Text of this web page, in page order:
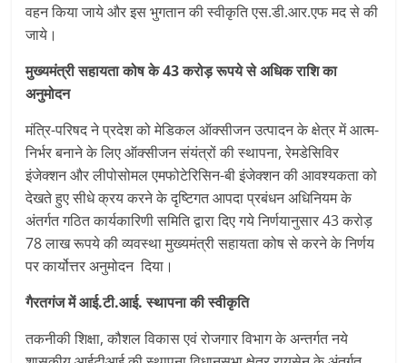
वहन किया जाये और इस भुगतान की स्वीकृति एस.डी.आर.एफ मद से की
जाये।
मुख्यमंत्री सहायता कोष के 43 करोड़ रूपये से अधिक राशि का
अनुमोदन
मंत्रि-परिषद ने प्रदेश को मेडिकल ऑक्सीजन उत्पादन के क्षेत्र में आत्म-
निर्भर बनाने के लिए ऑक्सीजन संयंत्रों की स्थापना, रेमडेसिविर
इंजेक्शन और लीपोसोमल एमफोटेरिसिन-बी इंजेक्शन की आवश्यकता को
देखते हुए सीधे क्रय करने के दृष्टिगत आपदा प्रबंधन अधिनियम के
अंतर्गत गठित कार्यकारिणी समिति द्वारा दिए गये निर्णयानुसार 43 करोड़
78 लाख रूपये की व्यवस्था मुख्यमंत्री सहायता कोष से करने के निर्णय
पर कार्योत्तर अनुमोदन दिया।
गैरतगंज में आई.टी.आई. स्थापना की स्वीकृति
तकनीकी शिक्षा, कौशल विकास एवं रोजगार विभाग के अन्तर्गत नये